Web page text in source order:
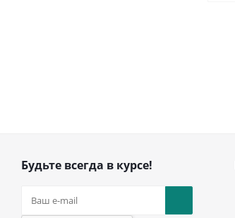
Будьте всегда в курсе!